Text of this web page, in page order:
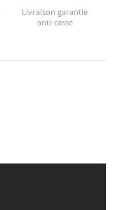
Livraison garantie
anti-casse